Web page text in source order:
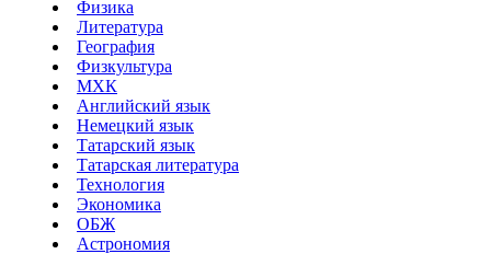
Физика
Литература
География
Физкультура
МХК
Английский язык
Немецкий язык
Татарский язык
Татарская литература
Технология
Экономика
ОБЖ
Астрономия